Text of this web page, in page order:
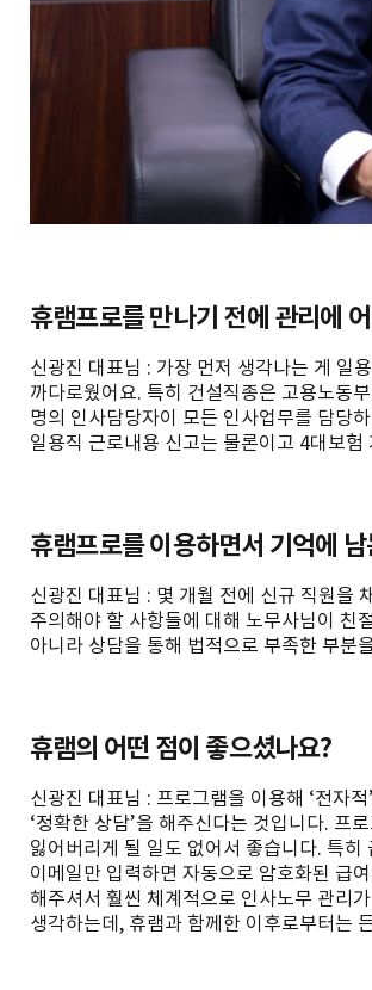
휴램프로를 만나기 전에 관리에
신광진 대표님 : 가장 먼저 생각나는 게 일
까다로웠어요. 특히 건설직종은 고용노동
명의 인사담당자이 모든 인사업무를 담당
일용직 근로내용 신고는 물론이고 4대보
휴램프로를 이용하면서 기억에
신광진 대표님 : 몇 개월 전에 신규 직원을
주의해야 할 사항들에 대해 노무사님이 친
아니라 상담을 통해 법적으로 부족한 부분
휴램의 어떤 점이 좋으셨나요?
신광진 대표님 : 프로그램을 이용해 ‘전자
‘정확한 상담’을 해주신다는 것입니다. 프
잃어버리게 될 일도 없어서 좋습니다. 특
이메일만 입력하면 자동으로 암호화된 급
해주셔서 훨씬 체계적으로 인사노무 관리
생각하는데, 휴램과 함께한 이후로부터는